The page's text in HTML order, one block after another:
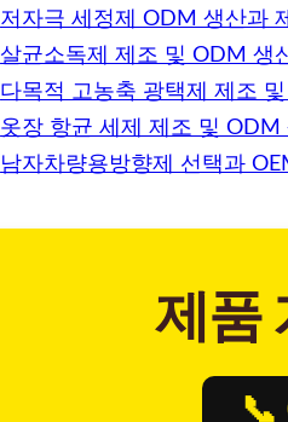
저자극 세정제 ODM 생산과
살균소독제 제조 및 ODM 생
다목적 고농축 광택제 제조
옷장 항균 세제 제조 및 ODM
남자차량용방향제 선택과
제품